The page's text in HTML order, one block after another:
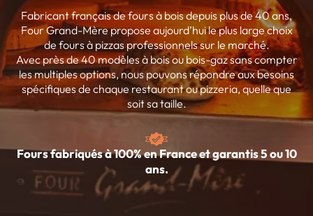
Fabricant français de fours à bois depuis plus de 40 ans,
Four Grand-Mère propose aujourd’hui le plus large choix
de fours à pizzas professionnels sur le marché.
Avec près de 40 modèles à bois ou bois-gaz sans compter
les multiples options, nous pouvons répondre aux besoins
spécifiques de chaque restaurant ou pizzeria, quelle que
soit sa taille.
Fours fabriqués à 100% en France et garantis 5 ou 10
ans.